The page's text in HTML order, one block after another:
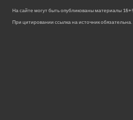
На сайте могут быть опубликованы материалы 18+!
При цитировании ссылка на источник обязательна.